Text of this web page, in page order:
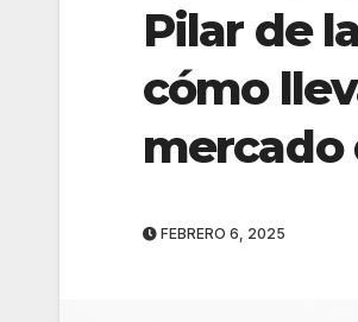
Pilar de
cómo
mercado
FEBRERO 6, 2025